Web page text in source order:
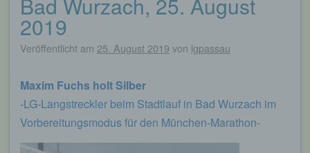
2019
Veröffentlicht am 25. August 2019 von lgpassau
Maxim Fuchs holt Silber
-LG-Langstreckler beim Stadtlauf in Bad Wurzach im
Vorbereitungsmodus für den München-Marathon-